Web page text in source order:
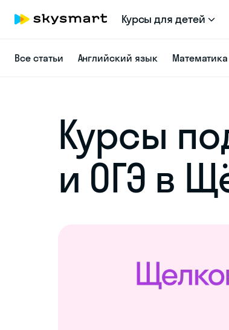
Курсы для детей
Все статьи Английский язык Математика
Курсы
и ОГЭ в